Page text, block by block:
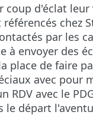
coup d'éclat
chez
par les
à envoyer des
place de faire
avec pour
RDV avec le
le départ